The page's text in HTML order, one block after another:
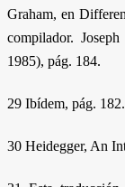
Graham, en
compilador.
1985), pág. 184.
29 Ibídem, pág. 182.
30 Heidegger, An